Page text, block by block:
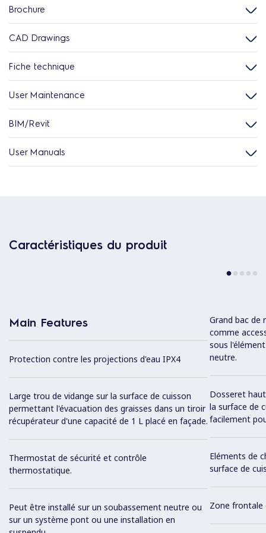
Brochure
CAD Drawings
Fiche technique
User Maintenance
BIM/Revit
User Manuals
Caractéristiques du produit
Main Features
Protection contre les projections d'eau IPX4
Large trou de vidange sur la surface de cuisson
permettant l'évacuation des graisses dans un tiroir
récupérateur d'une capacité de 1 L placé en façade.
Thermostat de sécurité et contrôle
thermostatique.
Peut être installé sur un soubassement neutre ou
sur un système pont ou une installation en
Grand bac de
comme
sous
neutre.
Dosseret
la surface de
facilement
Eléments de
surface de
Zone frontale